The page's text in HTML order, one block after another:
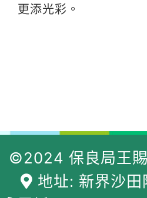
更添光彩。
©2024 保良局王
地址: 新界沙